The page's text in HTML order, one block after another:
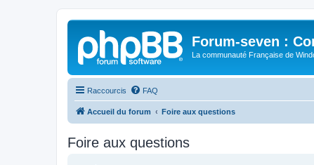
Forum-seven :
La communauté Française de
Raccourcis FAQ
Accueil du forum Foire aux questions
Foire aux questions